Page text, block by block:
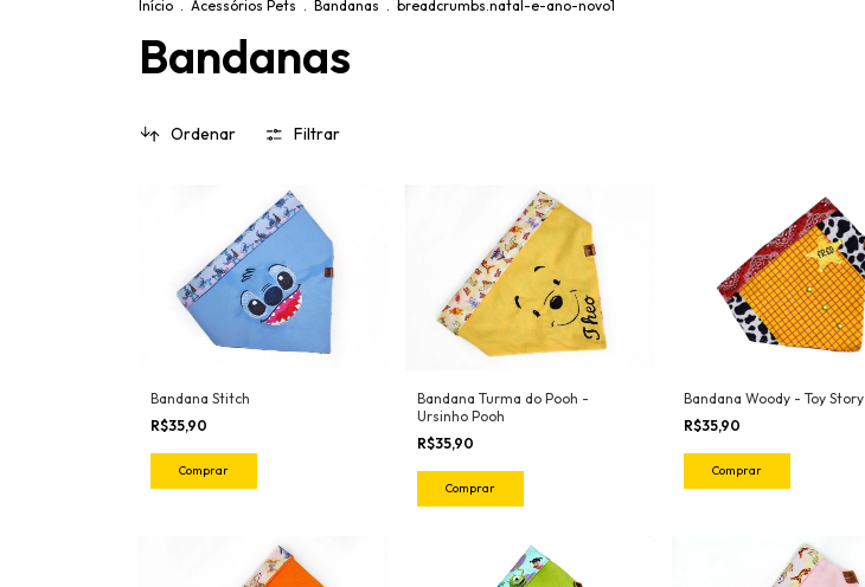
Início . Acessórios Pets . Bandanas . breadcrumbs.natal-e-ano-novo1
Bandanas
Ordenar Filtrar
Bandana Stitch
R$35,90
Comprar
Bandana Turma do Pooh -
Ursinho Pooh
R$35,90
Comprar
Bandana Woody - Toy Story
R$35,90
Comprar